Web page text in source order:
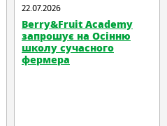
22.07.2026
Berry&Fruit Academy
запрошує на Осінню
школу сучасного
фермера